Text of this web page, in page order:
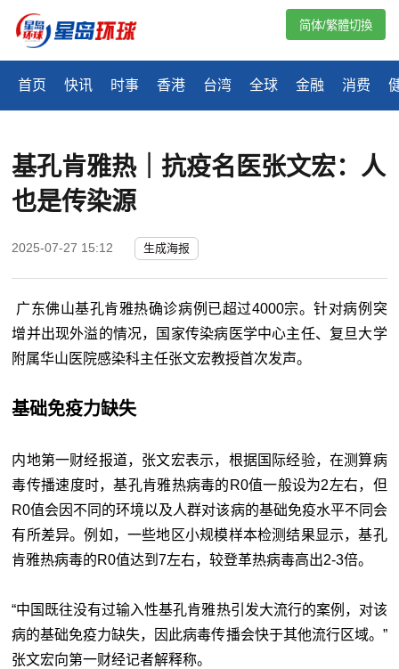
首页 快讯 时事 香港 台湾 全球 金融 消费
简体/繁體切換
基孔肯雅热｜抗疫名医张文宏：人
也是传染源
2025-07-27 15:12 生成海报
广东佛山基孔肯雅热确诊病例已超过4000宗。针对病例突
增并出现外溢的情况，国家传染病医学中心主任、复旦大学
附属华山医院感染科主任张文宏教授首次发声。
基础免疫力缺失
内地第一财经报道，张文宏表示，根据国际经验，在测算病
毒传播速度时，基孔肯雅热病毒的R0值一般设为2左右，但
R0值会因不同的环境以及人群对该病的基础免疫水平不同会
有所差异。例如，一些地区小规模样本检测结果显示，基孔
肯雅热病毒的R0值达到7左右，较登革热病毒高出2-3倍。
“中国既往没有过输入性基孔肯雅热引发大流行的案例，对该
病的基础免疫力缺失，因此病毒传播会快于其他流行区域。”
张文宏向第一财经记者解释称。